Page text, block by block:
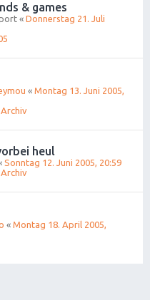
& games
« Donnerstag 21. Juli
« Montag 13. Juni 2005,
heul
Sonntag 12. Juni 2005, 20:59
« Montag 18. April 2005,